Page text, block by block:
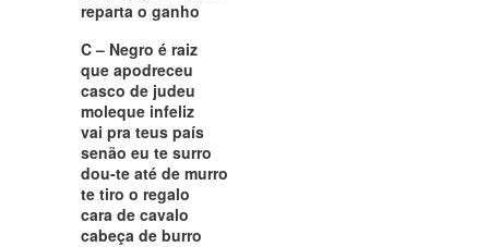
reparta o ganho
C – Negro é raiz
que apodreceu
casco de judeu
moleque infeliz
vai pra teus país
senão eu te surro
dou-te até de murro
te tiro o regalo
cara de cavalo
cabeça de burro